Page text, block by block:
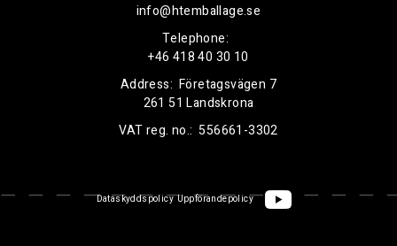
info@htemballage.se
Telephone:
+46 418 40 30 10
Address: Företagsvägen 7
261 51 Landskrona
VAT reg. no.: 556661-3302
Dataskyddspolicy Uppförandepolicy